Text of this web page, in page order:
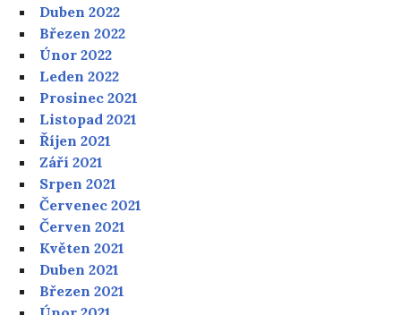
Duben 2022
Březen 2022
Únor 2022
Leden 2022
Prosinec 2021
Listopad 2021
Říjen 2021
Září 2021
Srpen 2021
Červenec 2021
Červen 2021
Květen 2021
Duben 2021
Březen 2021